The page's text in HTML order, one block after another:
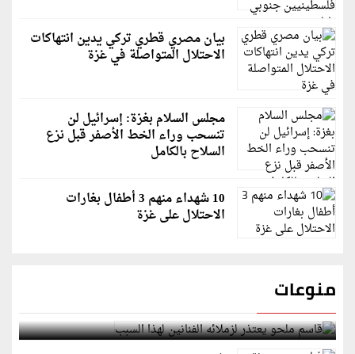
بيان مصري قطري تركي يدين انتهاكات
الاحتلال المتواصلة في غزة
مجلس السلام بغزة: إسرائيل لن
تنسحب وراء الخط الأصفر قبل نزع
السلاح بالكامل
10 شهداء منهم 3 أطفال بغارات
الاحتلال على غزة
منوعات
قاسم ملحو يعتذر لزملائه الفنانين لهذا السبب